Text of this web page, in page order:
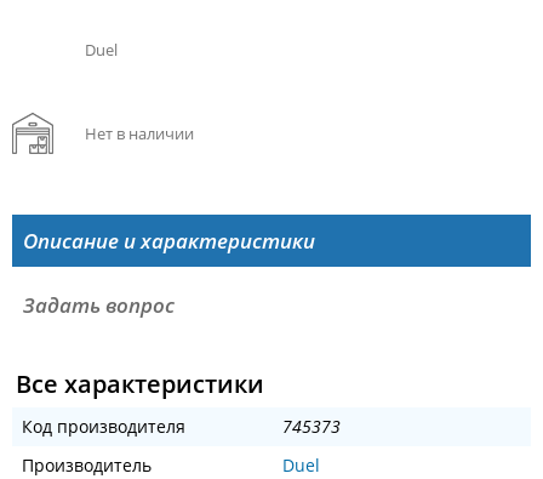
Duel
Нет в наличии
Описание и характеристики
Задать вопрос
Все характеристики
Код производителя
745373
Производитель
Duel